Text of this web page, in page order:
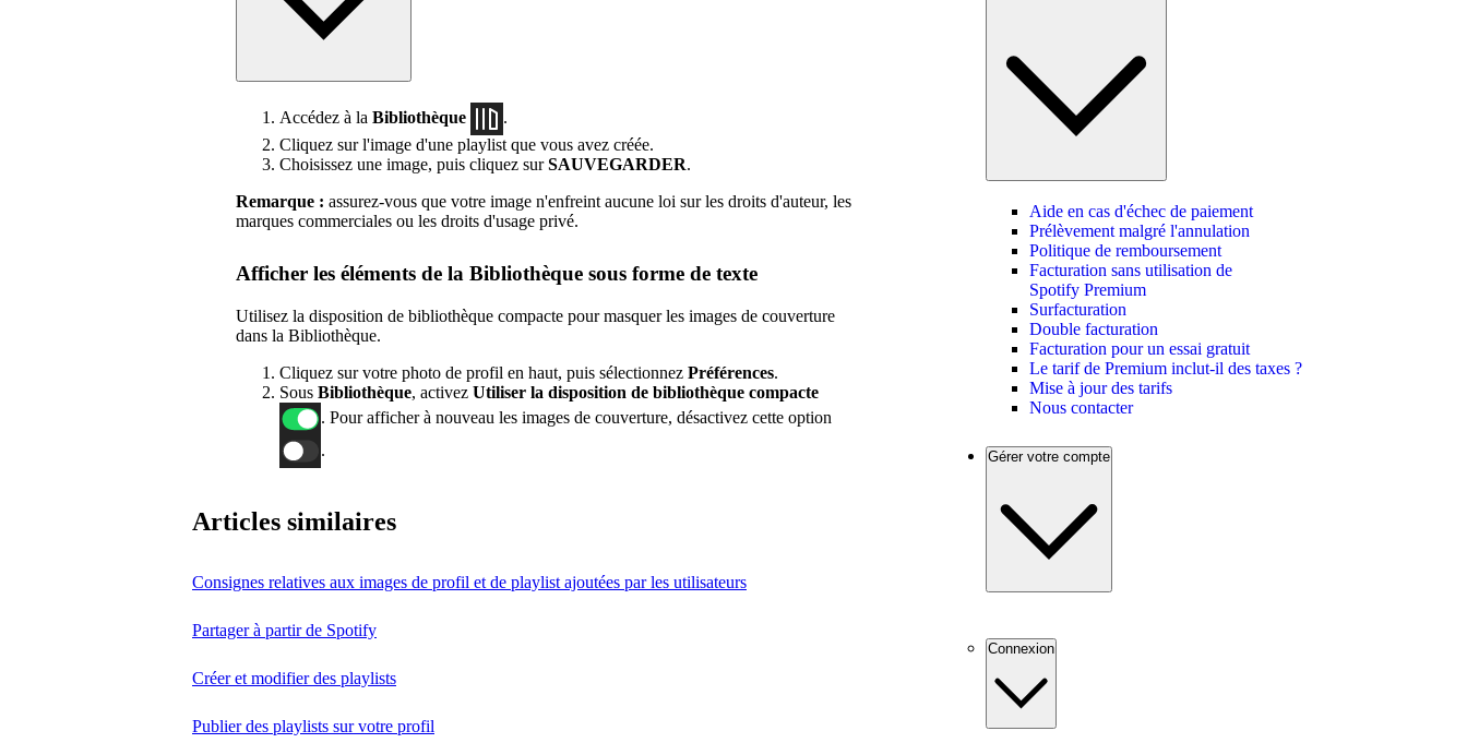
Accédez à la Bibliothèque
.
Cliquez sur l'image d'une playlist que vous avez créée.
Choisissez une image, puis cliquez surSAUVEGARDER.
Remarque : assurez-vous que votre image n'enfreint aucune loi sur les droits d'auteur, les
marques commerciales ou les droits d'usage privé.
Afficher les éléments de la Bibliothèque sous forme de texte
Utilisez la disposition de bibliothèque compacte pour masquer les images de couverture
dans la Bibliothèque.
Cliquez sur votre photo de profil en haut, puis sélectionnez Préférences.
Sous Bibliothèque, activez Utiliser la disposition de bibliothèque compacte
. Pour afficher à nouveau les images de couverture, désactivez cette option
.
Articles similaires
Consignes relatives aux images de profil et de playlist ajoutées par les utilisateurs
Partager à partir de Spotify
Créer et modifier des playlists
Publier des playlists sur votre profil
Aide en cas d'échec de paiement
Prélèvement malgré l'annulation
Politique de remboursement
Facturation sans utilisation de
Spotify Premium
Surfacturation
Double facturation
Facturation pour un essai gratuit
Le tarif de Premium inclut-il des taxes ?
Mise à jour des tarifs
Nous contacter
Gérer votre compte
Connexion